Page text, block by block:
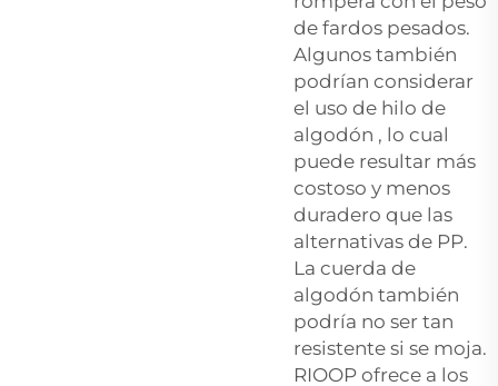
de fardos pesados.
Algunos también
podrían considerar
el uso de hilo de
algodón , lo cual
puede resultar más
costoso y menos
duradero que las
alternativas de PP.
La cuerda de
algodón también
podría no ser tan
resistente si se moja.
RIOOP ofrece a los